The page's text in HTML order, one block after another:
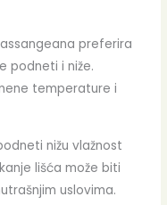
preferira
podneti i niže.
temperature i
nižu vlažnost
lišća može biti
uslovima.